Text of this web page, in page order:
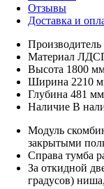
Отзывы
Доставка и
Производитель
Материал
Высота 1800
Ширина 2210
Глубина 481 мм
Наличие В
Модуль
закрытыми
Справа тумба
За откидной
градусов)